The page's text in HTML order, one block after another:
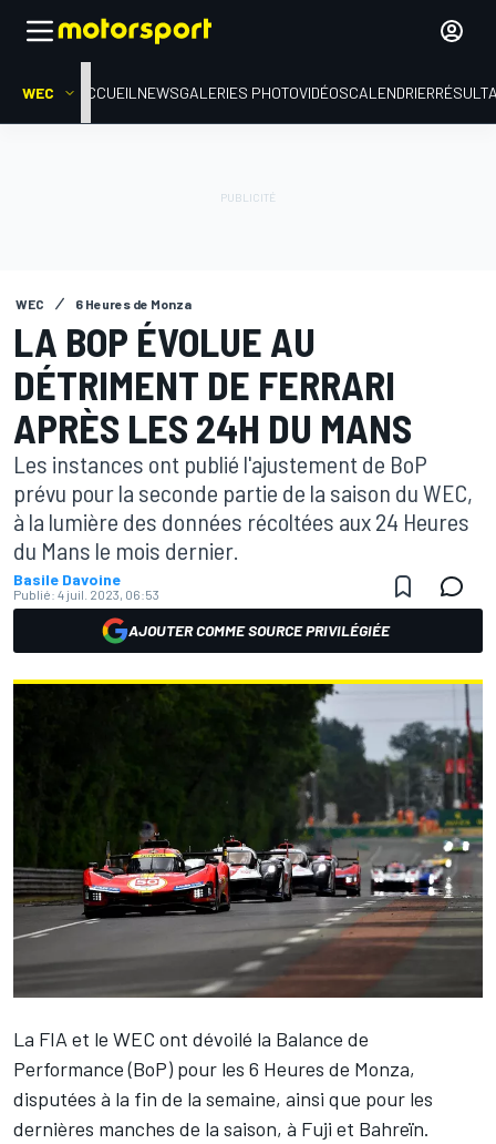
WEC ACCUEIL NEWSGALERIES PHOTOVIDÉOSCALENDRIER
WEC 6 Heures de Monza
LA BOP ÉVOLUE AU
DÉTRIMENT DE FERRARI
APRÈS LES 24H DU MANS
Les instances ont publié l'ajustement de BoP
prévu pour la seconde partie de la saison du WEC,
à la lumière des données récoltées aux 24 Heures
du Mans le mois dernier.
Basile Davoine
Publié: 4 juil. 2023, 06:53
AJOUTER COMME SOURCE PRIVILÉGIÉE
La FIA et le WEC ont dévoilé la Balance de
Performance (BoP) pour les 6 Heures de Monza,
disputées à la fin de la semaine, ainsi que pour les
dernières manches de la saison, à Fuji et Bahreïn.